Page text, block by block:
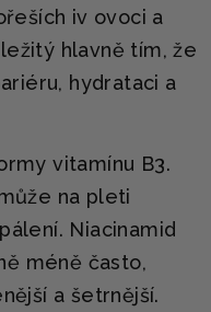
iv ovoci a
hlavně tím, že
hydrataci a
vitamínu B3.
na pleti
Niacinamid
méně často,
a šetrnější.